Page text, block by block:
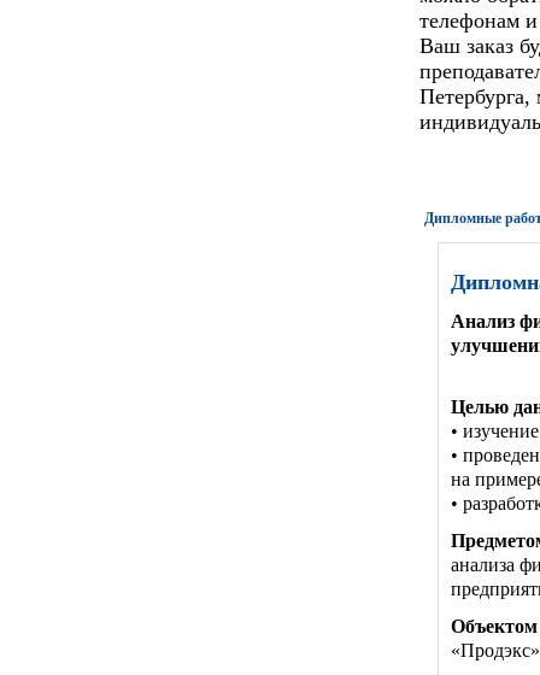
телефонам
Ваш заказ
Петербурга,
Дипломные
Анализ
Целью
•
•
на
•
анализа
Объектом